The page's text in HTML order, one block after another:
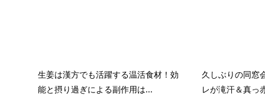
生姜は漢方でも活躍する温活食材！効
能と摂り過ぎによる副作用は...
久しぶりの同窓
レが滝汗＆真っ